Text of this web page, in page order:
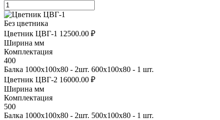
Без цветника
Цветник ЦВГ-1 12500.00 ₽
Ширина мм
Комплектация
400
Балка 1000х100х80 - 2шт. 600х100х80 - 1 шт.
Цветник ЦВГ-2 16000.00 ₽
Ширина мм
Комплектация
500
Балка 1000х100х80 - 2шт. 500х100х80 - 1 шт.